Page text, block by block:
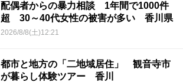
配偶者からの暴力相談 1年間で1000件
超 30～40代女性の被害が多い 香川県
2026/8/8(土)12:21
都市と地方の「二地域居住」 観音寺市
が暮らし体験ツアー 香川